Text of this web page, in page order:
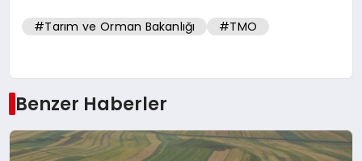
#Tarım ve Orman Bakanlığı #TMO
Benzer Haberler